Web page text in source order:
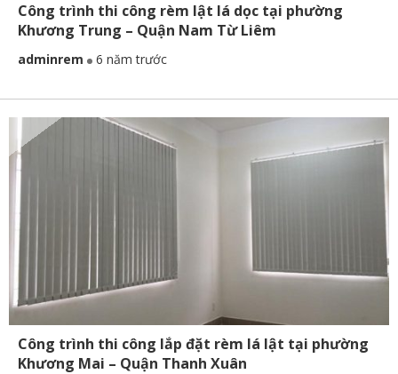
Công trình thi công rèm lật lá dọc tại phường
Khương Trung – Quận Nam Từ Liêm
adminrem 6 năm trước
Công trình thi công lắp đặt rèm lá lật tại phường
Khương Mai – Quận Thanh Xuân